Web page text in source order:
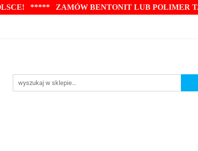
***** ZAMÓW BENTONIT LUB POLIMER
STUDZIENNE INKLINOMETRY
STEROWANIE HYDRAULIKA